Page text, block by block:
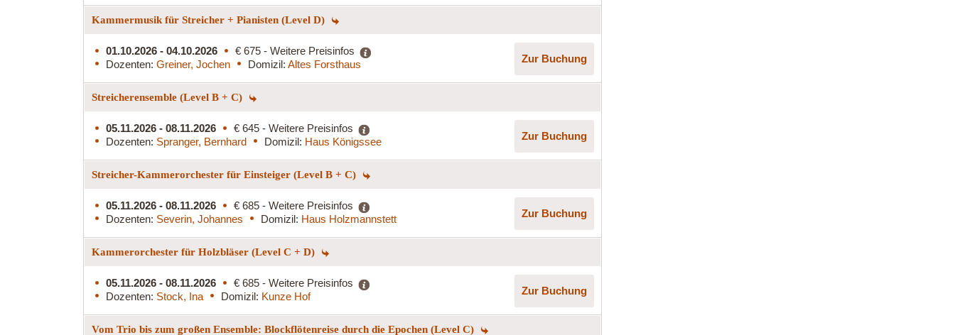
Kammermusik für Streicher + Pianisten (Level D)
01.10.2026 - 04.10.2026
€ 675 - Weitere Preisinfos
Dozenten: Greiner, Jochen Domizil: Altes Forsthaus Zur Buchung
Streicherensemble (Level B + C)
05.11.2026 - 08.11.2026
€ 645 - Weitere Preisinfos
Dozenten: Spranger, Bernhard Domizil: Haus Königssee Zur Buchung
Streicher-Kammerorchester für Einsteiger (Level B + C)
05.11.2026 - 08.11.2026
€ 685 - Weitere Preisinfos
Dozenten: Severin, Johannes Domizil: Haus Holzmannstett Zur Buchung
Kammerorchester für Holzbläser (Level C + D)
05.11.2026 - 08.11.2026
€ 685 - Weitere Preisinfos
Dozenten: Stock, Ina Domizil: Kunze Hof Zur Buchung
Vom Trio bis zum großen Ensemble: Blockflötenreise durch die Epochen (Level C)